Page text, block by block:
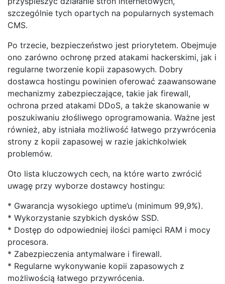
szczególnie tych opartych na popularnych systemach
CMS.
Po trzecie, bezpieczeństwo jest priorytetem. Obejmuje
ono zarówno ochronę przed atakami hackerskimi, jak i
regularne tworzenie kopii zapasowych. Dobry
dostawca hostingu powinien oferować zaawansowane
mechanizmy zabezpieczające, takie jak firewall,
ochrona przed atakami DDoS, a także skanowanie w
poszukiwaniu złośliwego oprogramowania. Ważne jest
również, aby istniała możliwość łatwego przywrócenia
strony z kopii zapasowej w razie jakichkolwiek
problemów.
Oto lista kluczowych cech, na które warto zwrócić
uwagę przy wyborze dostawcy hostingu:
* Gwarancja wysokiego uptime’u (minimum 99,9%).
* Wykorzystanie szybkich dysków SSD.
* Dostęp do odpowiedniej ilości pamięci RAM i mocy
procesora.
* Zabezpieczenia antymalware i firewall.
* Regularne wykonywanie kopii zapasowych z
możliwością łatwego przywrócenia.